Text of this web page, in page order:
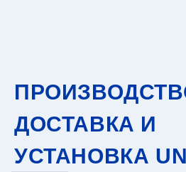
ДОСТАВКА И
УСТАНОВКА